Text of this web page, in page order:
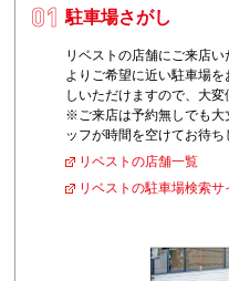
1
駐車場さがし
リベストの店舗にご来店
よりご希望に近い駐車場
しいただけますので、大変
※ご来店は予約無しでも大
ッフが時間を空けてお待ち
リベストの店舗一覧
リベストの駐車場検索サ